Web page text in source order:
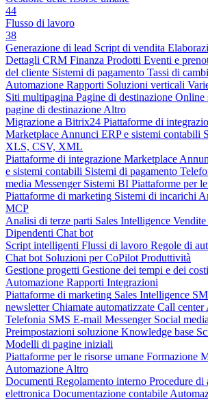
44
Flusso di lavoro
38
Generazione di lead Script di vendita
Dettagli CRM Finanza Prodotti Eventi e
del cliente Sistemi di pagamento Tassi di
Automazione Rapporti Soluzioni verticali
Siti multipagina Pagine di destinazione Online
pagine di destinazione Altro
Migrazione a Bitrix24 Piattaforme di
Marketplace Annunci ERP e sistemi contabili
XLS, CSV, XML
Piattaforme di integrazione Marketplace
e sistemi contabili Sistemi di pagamento
media Messenger Sistemi BI Piattaforme per
Piattaforme di marketing Sistemi di incarichi
MCP
Analisi di terze parti Sales Intelligence Vendite
Dipendenti Chat bot
Script intelligenti Flussi di lavoro Regole di
Chat bot Soluzioni per CoPilot Produttività
Gestione progetti Gestione dei tempi e dei costi
Automazione Rapporti Integrazioni
Piattaforme di marketing Sales Intelligence
newsletter Chiamate automatizzate Call center
Telefonia SMS E-mail Messenger Social media
Preimpostazioni soluzione Knowledge base
Modelli di pagine iniziali
Piattaforme per le risorse umane Formazione
Automazione Altro
Documenti Regolamento interno Procedure di
elettronica Documentazione contabile